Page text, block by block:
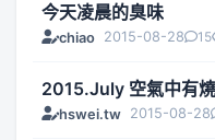
今天凌晨的臭味
chiao 2015-08-28 15
2015.July 空氣中有
hswei.tw 2015-08-28